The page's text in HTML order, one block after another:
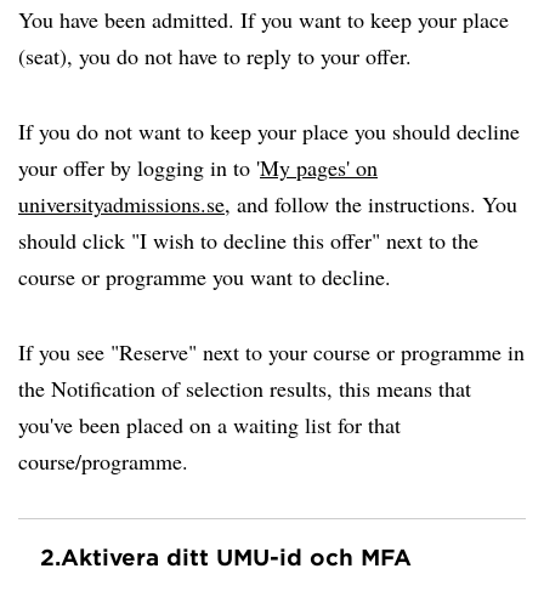
You have been admitted. If you want to keep your place
(seat), you do not have to reply to your offer.
If you do not want to keep your place you should decline
your offer by logging in to 'My pages' on
universityadmissions.se, and follow the instructions. You
should click "I wish to decline this offer" next to the
course or programme you want to decline.
If you see "Reserve" next to your course or programme in
the Notification of selection results, this means that
you've been placed on a waiting list for that
course/programme.
2.Aktivera ditt UMU-id och MFA